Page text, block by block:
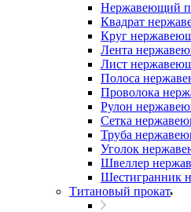
Нержавеющий
Квадрат
Круг
Лента
Лист
Полоса
Проволока
Рулон
Сетка
Труба
Уголок
Швеллер
Шестигранник
Титановый прокат